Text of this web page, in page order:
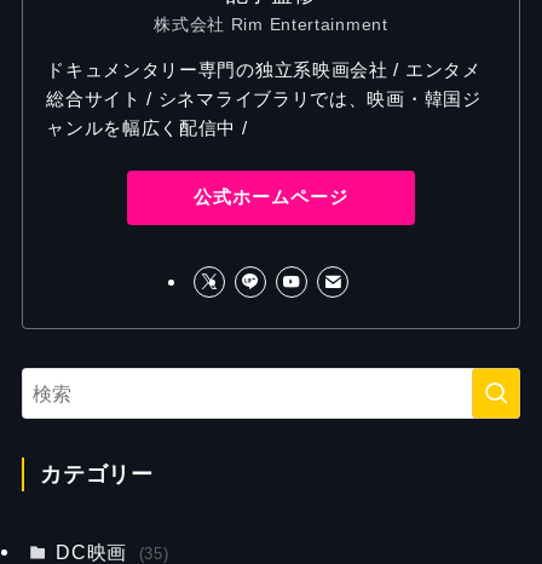
株式会社 Rim Entertainment
ドキュメンタリー専門の独立系映画会社 / エンタメ
総合サイト / シネマライブラリでは、映画・韓国ジ
ャンルを幅広く配信中 /
公式ホームページ
カテゴリー
DC映画 (35)